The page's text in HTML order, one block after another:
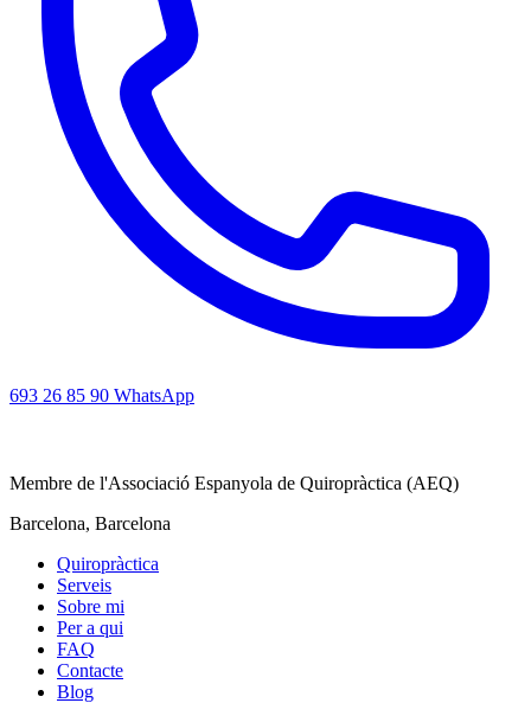
693 26 85 90 WhatsApp
Membre de l'Associació Espanyola de Quiropràctica (AEQ)
Barcelona, Barcelona
Quiropràctica
Serveis
Sobre mi
Per a qui
FAQ
Contacte
Blog